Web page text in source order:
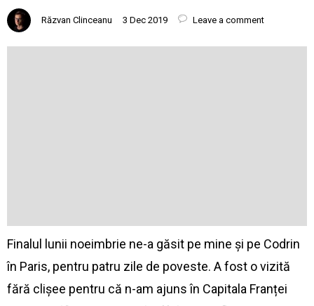
Răzvan Clinceanu 3 Dec 2019 Leave a comment
Finalul lunii noeimbrie ne-a găsit pe mine și pe Codrin
în Paris, pentru patru zile de poveste. A fost o vizită
fără clișee pentru că n-am ajuns în Capitala Franței